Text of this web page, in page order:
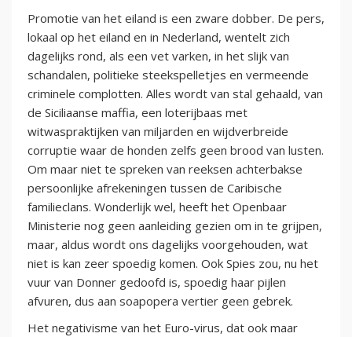
Promotie van het eiland is een zware dobber. De pers,
lokaal op het eiland en in Nederland, wentelt zich
dagelijks rond, als een vet varken, in het slijk van
schandalen, politieke steekspelletjes en vermeende
criminele complotten. Alles wordt van stal gehaald, van
de Siciliaanse maffia, een loterijbaas met
witwaspraktijken van miljarden en wijdverbreide
corruptie waar de honden zelfs geen brood van lusten.
Om maar niet te spreken van reeksen achterbakse
persoonlijke afrekeningen tussen de Caribische
familieclans. Wonderlijk wel, heeft het Openbaar
Ministerie nog geen aanleiding gezien om in te grijpen,
maar, aldus wordt ons dagelijks voorgehouden, wat
niet is kan zeer spoedig komen. Ook Spies zou, nu het
vuur van Donner gedoofd is, spoedig haar pijlen
afvuren, dus aan soapopera vertier geen gebrek.
Het negativisme van het Euro-virus, dat ook maar